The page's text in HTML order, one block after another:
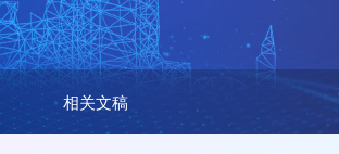
相关文稿